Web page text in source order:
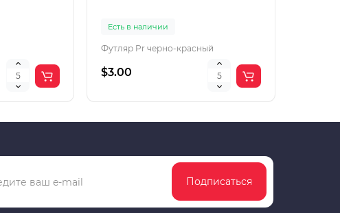
Есть в наличии
Футляр Pr черно-красный
$3.00
Подписаться